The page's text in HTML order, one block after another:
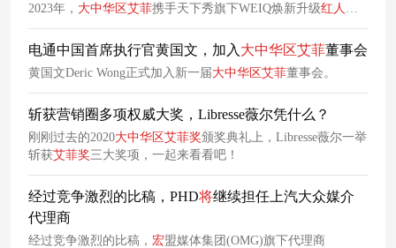
2023年， 大中华区艾菲携手天下秀旗下WEIQ焕新升级红 人
销赛道2.0，持续聚焦红人经济的创新发展，引领、启迪、表彰
实效营销作品及其实践者，助推
红人 营销生态变革。作为大中
最持续成功百件量级专项赛道之一——
道开赛以来，获得行业的大力支持，今年报赛案例总量居于
菲奖专项赛道TOP2。
电通中国首席执行官黄国文，加入 大中华区艾菲董事会
黄国文Deric Wong正式加入新一届大中华区艾菲董事会。
斩获营销圈多项权威大奖，Libresse薇尔凭什么？
刚刚过去的2020大中华区艾菲奖颁奖典礼上，Libresse薇尔一举
斩获艾菲奖三大奖项，一起来看看吧！
经过竞争激烈的比稿，PHD将继续担任上汽大众媒介
代理商
经过竞争激烈的比稿， 宏盟媒体集团(OMG)旗下代理商